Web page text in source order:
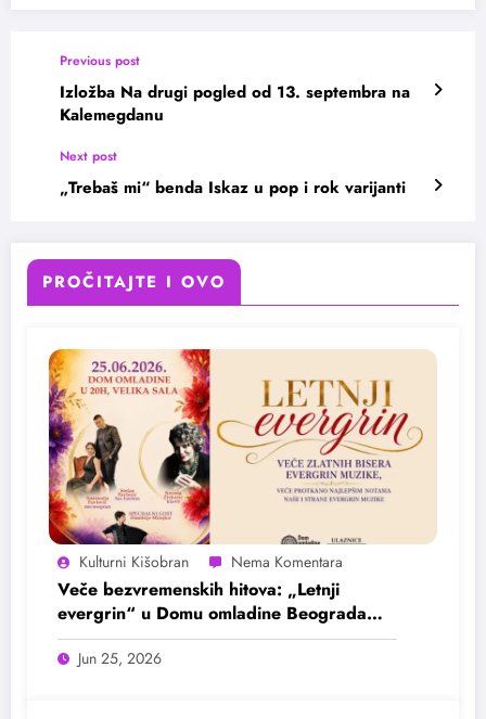
Previous post
Izložba Na drugi pogled od 13. septembra na
Kalemegdanu
Next post
„Trebaš mi“ benda Iskaz u pop i rok varijanti
PROČITAJTE I OVO
Kulturni Kišobran
Veče bezvremenskih hitova: „Letnji
evergrin“ u Domu omladine Beograda
25. juna
Jun 25, 2026